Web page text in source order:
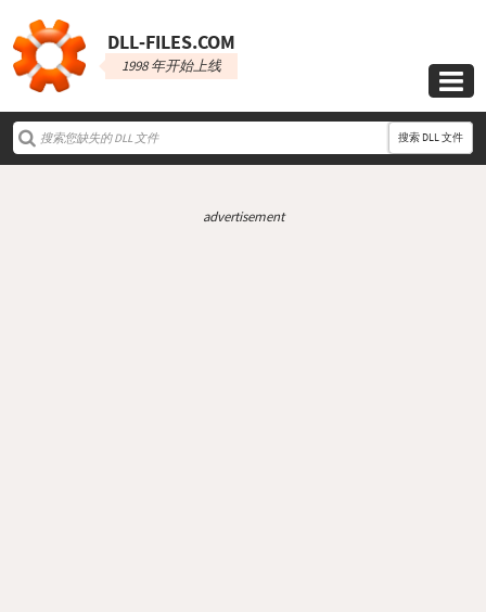
DLL‑FILES.COM
1998 年开始上线

搜索 DLL 文件
advertisement